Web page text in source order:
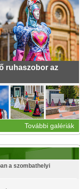
ruhaszobor az
További galériák
a szombathelyi